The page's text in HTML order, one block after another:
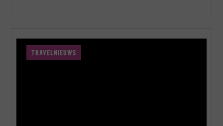
TRAVELNIEUWS